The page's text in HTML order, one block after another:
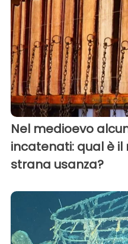
Nel medioevo
incatenati: qual è
strana usanza?